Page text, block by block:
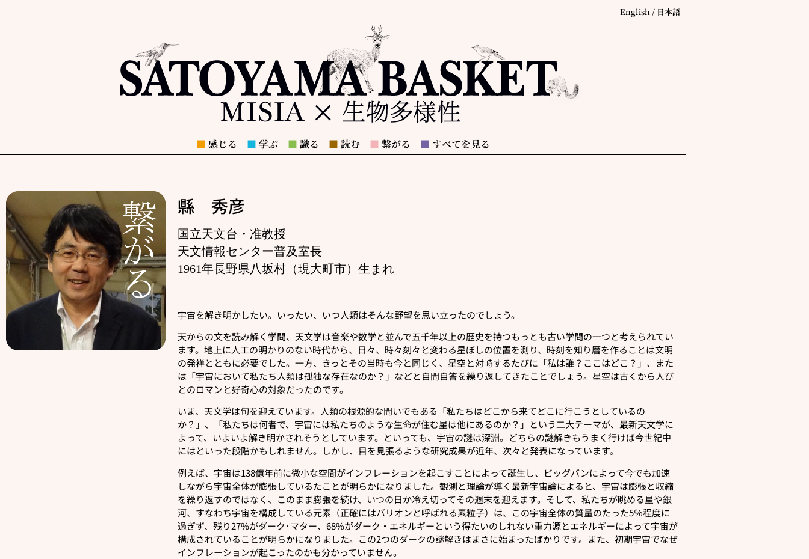
English / 日本語
■ 感じる ■ 学ぶ ■ 識る ■ 読む ■ 繋がる ■ すべてを見る
縣 秀彦
国立天文台・准教授
天文情報センター普及室長
1961年長野県八坂村（現大町市）生まれ
宇宙を解き明かしたい。いったい、いつ人類はそんな野望を思い立ったのでしょう。
天からの文を読み解く学問、天文学は音楽や数学と並んで五千年以上の歴史を持つもっとも古い学問の一つと考えられてい
ます。地上に人工の明かりのない時代から、日々、時々刻々と変わる星ぼしの位置を測り、時刻を知り暦を作ることは文明
の発祥とともに必要でした。一方、きっとその当時も今と同じく、星空と対峙するたびに「私は誰？ここはどこ？」、また
は「宇宙において私たち人類は孤独な存在なのか？」などと自問自答を繰り返してきたことでしょう。星空は古くから人び
とのロマンと好奇心の対象だったのです。
いま、天文学は旬を迎えています。人類の根源的な問いでもある「私たちはどこから来てどこに行こうとしているの
か？」、「私たちは何者で、宇宙には私たちのような生命が住む星は他にあるのか？」という二大テーマが、最新天文学に
よって、いよいよ解き明かされそうとしています。といっても、宇宙の謎は深淵。どちらの謎解きもうまく行けば今世紀中
にはといった段階かもしれません。しかし、目を見張るような研究成果が近年、次々と発表になっています。
例えば、宇宙は138億年前に微小な空間がインフレーションを起こすことによって誕生し、ビッグバンによって今でも加速
しながら宇宙全体が膨張しているたことが明らかになりました。観測と理論が導く最新宇宙論によると、宇宙は膨張と収縮
を繰り返すのではなく、このまま膨張を続け、いつの日か冷え切ってその週末を迎えます。そして、私たちが眺める星や銀
河、すなわち宇宙を構成している元素（正確にはバリオンと呼ばれる素粒子）は、この宇宙全体の質量のたった5％程度に
過ぎず、残り27%がダーク･マター、68%がダーク・エネルギーという得たいのしれない重力源とエネルギーによって宇宙が
構成されていることが明らかになりました。この2つのダークの謎解きはまさに始まったばかりです。また、初期宇宙でなぜ
インフレーションが起こったのかも分かっていません。